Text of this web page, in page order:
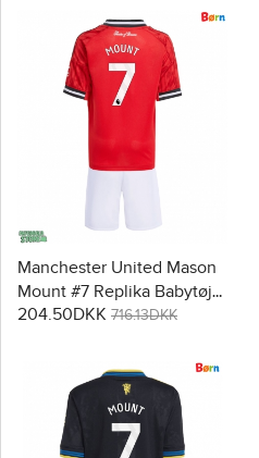
Kortærmet (+ Korte bukser)
Manchester United Mason
Mount #7 Replika Babytøj
Hjemmebanesæt Børn
204.50DKK 716.13DKK